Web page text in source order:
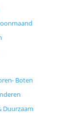
Boten
Duurzaam